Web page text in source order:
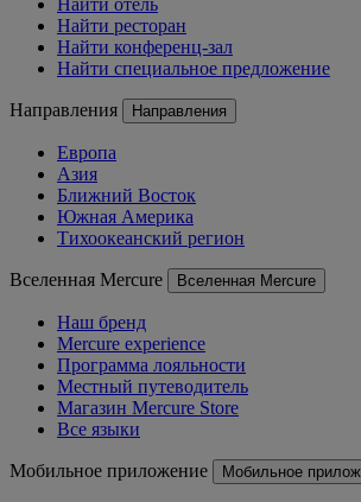
Найти отель
Найти ресторан
Найти конференц-зал
Найти специальное предложение
Направления Направления
Европа
Азия
Ближний Восток
Южная Америка
Тихоокеанский регион
Вселенная Mercure Вселенная Mercure
Наш бренд
Mercure experience
Программа лояльности
Местный путеводитель
Магазин Mercure Store
Все языки
Мобильное приложение Мобильное